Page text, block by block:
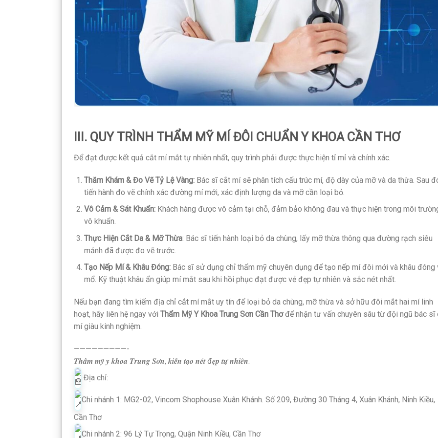
III. QUY TRÌNH THẨM MỸ MÍ ĐÔI CHUẨN Y KHOA CẦN THƠ
Để đạt được kết quả cắt mí mắt tự nhiên nhất, quy trình phải được thực hiện tỉ mỉ và chính xác.
Thăm Khám & Đo Vẽ Tỷ Lệ Vàng:Bác sĩ cắt mí sẽ phân tích cấu trúc mí, độ dày của mỡ và da thừa. Sau
tiến hành đo vẽ chính xác đường mí mới, xác định lượng da và mỡ cần loại bỏ.
Vô Cảm & Sát Khuẩn:Khách hàng được vô cảm tại chỗ, đảm bảo không đau và thực hiện trong môi
vô khuẩn.
Thực Hiện Cắt Da & Mỡ Thừa: Bác sĩ tiến hành loại bỏ da chùng, lấy mỡ thừa thông qua đường rạch siêu
mảnh đã được đo vẽ trước.
Tạo Nếp Mí & Khâu Đóng:Bác sĩ sử dụng chỉ thẩm mỹ chuyên dụng để tạo nếp mí đôi mới và khâu đóng
mổ. Kỹ thuật khâu ẩn giúp mí mắt sau khi hồi phục đạt được vẻ đẹp tự nhiên và sắc nét nhất.
Nếu bạn đang tìm kiếm địa chỉ cắt mí mắt uy tín để loại bỏ da chùng, mỡ thừa và sở hữu đôi mắt hai mí linh
hoạt, hãy liên hệ ngay với Thẩm Mỹ Y Khoa Trung Sơn Cần Thơđể nhận tư vấn chuyên sâu từ đội ngũ bác sĩ
mí giàu kinh nghiệm.
—————————-
𝑻𝒉𝒂̂̉𝒎 𝒎𝒚̃ 𝒚 𝒌𝒉𝒐𝒂 𝑻𝒓𝒖𝒏𝒈 𝑺𝒐̛𝒏, 𝒌𝒊𝒆̂́𝒏 𝒕𝒂̣𝒐 𝒏𝒆́𝒕 đ𝒆̣𝒑 𝒕𝒖̛̣ 𝒏𝒉𝒊𝒆̂𝒏.
Địa chỉ:
Chi nhánh 1: MG2-02, Vincom Shophouse Xuân Khánh. Số 209, Đường 30 Tháng 4, Xuân Khánh, Ninh Kiều,
Cần Thơ
Chi nhánh 2: 96 Lý Tự Trọng, Quận Ninh Kiều, Cần Thơ